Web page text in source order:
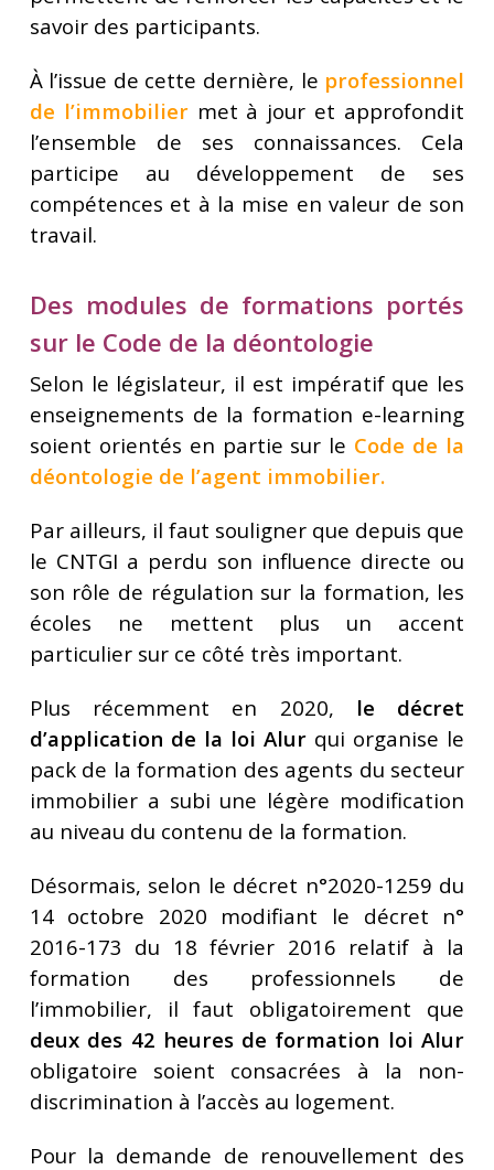
savoir des participants.
À l’issue de cette dernière, le professionnel
de l’immobiliermet à jour et approfondit
l’ensemble de ses connaissances. Cela
participe au développement de ses
compétences et à la mise en valeur de son
travail.
Des modules de formations portés
sur le Code de la déontologie
Selon le législateur, il est impératif que les
enseignements de la formation e-learning
soient orientés en partie sur le Code de la
déontologie de l’agent immobilier.
Par ailleurs, il faut souligner que depuis que
le CNTGI a perdu son influence directe ou
son rôle de régulation sur la formation, les
écoles ne mettent plus un accent
particulier sur ce côté très important.
Plus récemment en 2020, le décret
d’application de la loi Alur qui organise le
pack de la formation des agents du secteur
immobilier a subi une légère modification
au niveau du contenu de la formation.
Désormais, selon le décret n°2020-1259 du
14 octobre 2020 modifiant le décret n°
2016-173 du 18 février 2016 relatif à la
formation des professionnels de
l’immobilier, il faut obligatoirement que
deux des 42 heures de formation loi Alur
obligatoire soient consacrées à la non-
discrimination à l’accès au logement.
Pour la demande de renouvellement des